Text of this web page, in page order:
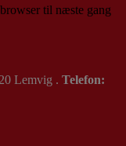
til næste gang
Lemvig . Telefon: